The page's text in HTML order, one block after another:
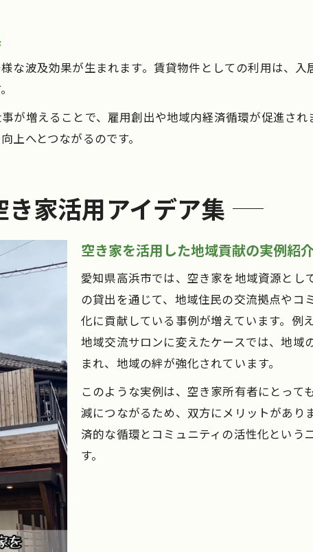
な波及効果が生まれます。賃貸物件としての利用は、
が増えることで、雇用創出や地域内経済循環が促進さ
上へとつながるのです。
家活用アイデア集
空き家を活用した地域貢献の実例紹
愛知県高浜市では、空き家を地域資源とし
の貸出を通じて、地域住民の交流拠点やコ
化に貢献している事例が増えています。例
地域交流サロンに変えたケースでは、地域
まれ、地域の絆が強化されています。
このような実例は、空き家所有者にとっ
減につながるため、双方にメリットがあり
済的な循環とコミュニティの活性化という
す。